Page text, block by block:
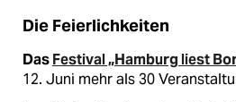
Die Feierlichkeiten
DasFestival „Hamburg liest
12. Juni mehr als 30